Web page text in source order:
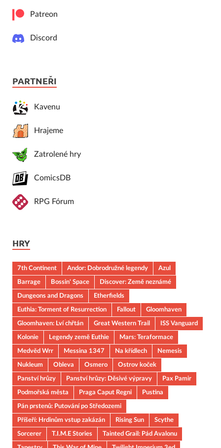
Patreon
Discord
PARTNEŘI
Kavenu
Hrajeme
Zatrolené hry
ComicsDB
RPG Fórum
HRY
7th Continent Andor: Dobrodružné legendy
Azul
Barrage
Bossin' Space
Discover: Země neznámé
Dungeons and Dragons
Etherfields
Euthia: Torment of Resurrection
Fallout
Gloomhaven
Gloomhaven: Lví chřtán
Great Western Trail
ISS Vanguard
Kolonie
Legendy země Euthie
Mars: Teraformace
Medvěd Wrr
Messina 1347 Na křídlech
Nemesis
Nukleum
Obleva Osmero
Ostrov koček
Panství hrůzy
Panství hrůzy: Děsivé výpravy
Pax Pamir
Podmořská města
Praga Caput Regni
Pustina
Pán prstenů: Putování po Středozemi
Příšeří: Hrdinům vstup zakázán
Rising Sun
Scythe
Sorcerer
T.I.M.E Stories
Tainted Grail: Pád Avalonu